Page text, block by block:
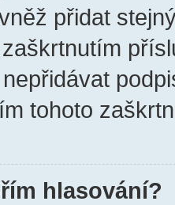
přidat
tohoto
hlasování?